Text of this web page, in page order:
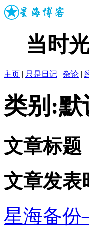
当时光
主页 | 只是日记 | 杂论 |
类别:默
文章标题
文章发
星海备份